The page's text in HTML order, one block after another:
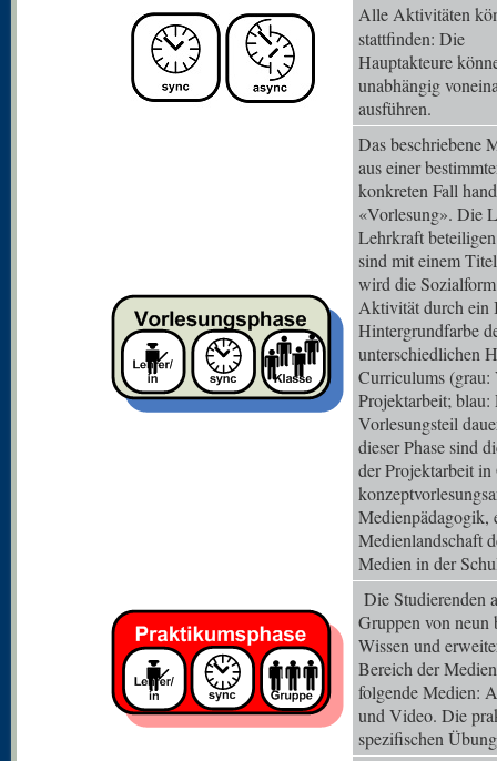
Alle Aktivitäten
stattfinden: Die
Hauptakteure
unabhängig
ausführen.
Das beschriebene
aus einer
konkreten Fall
«Vorlesung». Die
Lehrkraft
sind mit einem
wird die
Aktivität durch ein
Hintergrundfarbe
unterschiedlichen
Curriculums
Projektarbeit; blau:
Vorlesungsteil
dieser Phase sind
der Projektarbeit
Medienpädagogik,
Medienlandschaft
Medien in der
Die Studierenden
Gruppen von neun
Wissen und
Bereich der
folgende Medien:
und Video. Die
spezifischen